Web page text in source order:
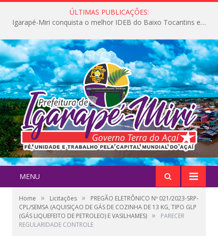
ÚLTIMAS PUBLICAÇÕES:
Igarapé-Miri conquista o melhor IDEB do Baixo Tocantins e avança na qualidade da educação pública
MENU
Home » Licitações »
PREGÃO ELETRÔNICO Nº 021/2023-SRP-
CPL/SEMSA (AQUISIÇAO DE GÁS DE COZINHA DE 13 KG, TIPO GLP
(GÁS LIQUEFEITO DE PETROLEO) E VASILHAMES) »
PARECER
REGULARIDADE CONTROLE